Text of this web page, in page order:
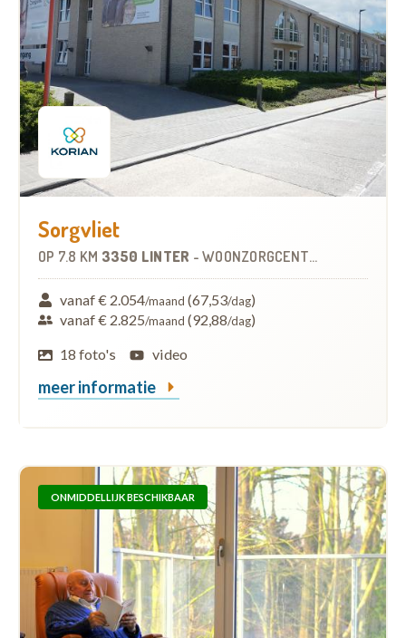
Sorgvliet
OP 7.8 KM 3350 LINTER - WOONZORGCENTRUM (WZC)
vanaf € 2.054/maand (67,53/dag)
vanaf € 2.825/maand (92,88/dag)
18 foto's
video
meer informatie
ONMIDDELLIJK BESCHIKBAAR